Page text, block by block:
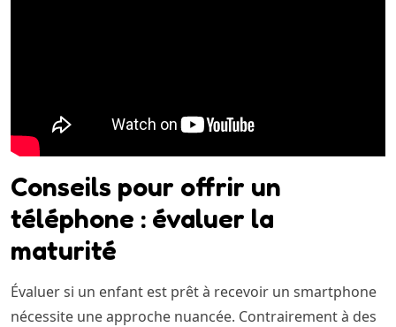
Conseils pour offrir un
téléphone : évaluer la
maturité
Évaluer si un enfant est prêt à recevoir un smartphone
nécessite une approche nuancée. Contrairement à des